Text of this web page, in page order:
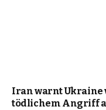
Iran warnt Ukraine
tödlichem Angriff